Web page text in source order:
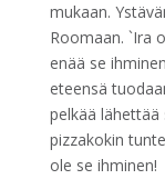
mukaan.
Roomaan. `Ira
enää se
eteensä
pelkää lähettää
pizzakokin
ole se ihminen!